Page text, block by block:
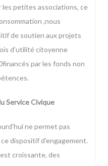
petites associations, ce
,nous
de soutien aux projets
d’utilité citoyenne
par les fonds non
Service Civique
ne permet pas
dispositif d’engagement.
croissante, des